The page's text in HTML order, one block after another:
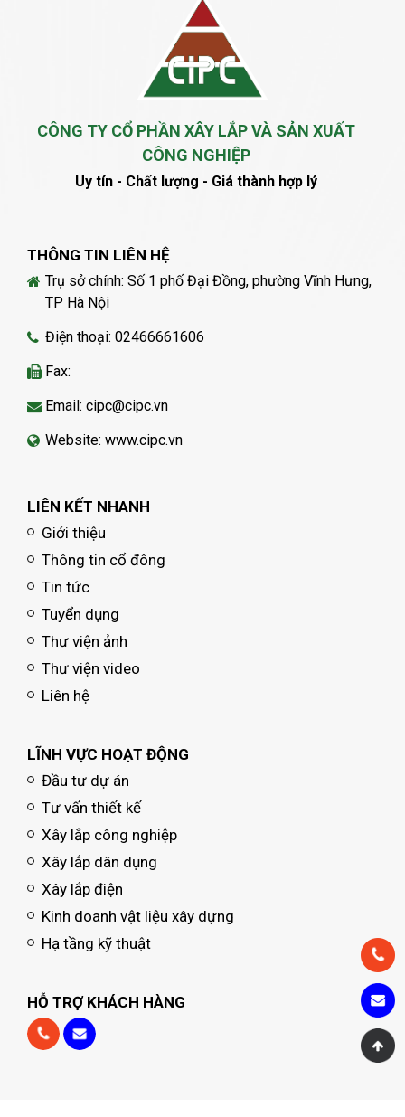
CÔNG TY CỔ PHẦN XÂY LẮP VÀ SẢN XUẤT
CÔNG NGHIỆP
Uy tín - Chất lượng - Giá thành hợp lý
THÔNG TIN LIÊN HỆ
Trụ sở chính: Số 1 phố Đại Đồng, phường Vĩnh Hưng,
TP Hà Nội
Điện thoại: 02466661606
Fax:
Email: cipc@cipc.vn
Website: www.cipc.vn
LIÊN KẾT NHANH
Giới thiệu
Thông tin cổ đông
Tin tức
Tuyển dụng
Thư viện ảnh
Thư viện video
Liên hệ
LĨNH VỰC HOẠT ĐỘNG
Đầu tư dự án
Tư vấn thiết kế
Xây lắp công nghiệp
Xây lắp dân dụng
Xây lắp điện
Kinh doanh vật liệu xây dựng
Hạ tầng kỹ thuật
HỖ TRỢ KHÁCH HÀNG